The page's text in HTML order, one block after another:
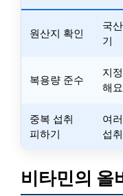
원산지 확인
국
기
복용량 준수
지
해요
중복 섭취
피하기
여
섭
비타민의 올